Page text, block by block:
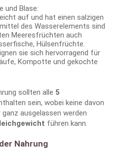
und Blase:
auf und hat einen salzigen
des Wasserelements sind
Meeresfrüchten auch
Hülsenfrüchte.
sie sich hervorragend für
Kompotte und gekochte
sollten alle 5
sein, wobei keine davon
ausgelassen werden
führen kann.
Nahrung